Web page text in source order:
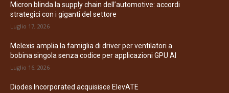
Micron blinda la supply chain dell’automotive: accordi
strategici con i giganti del settore
Luglio 17, 2026
Melexis amplia la famiglia di driver per ventilatori a
bobina singola senza codice per applicazioni GPU AI
Luglio 16, 2026
Diodes Incorporated acquisisce ElevATE